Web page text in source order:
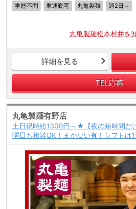
学歴不問
車通勤可 丸亀製麺 週2日～
丸亀製麺松本村井を
詳細を見る
TEL応募
丸亀製麺有野店
土日祝時給1300円～★【夜の短時間だ
曜日も相談OK！まかない有！シフトは